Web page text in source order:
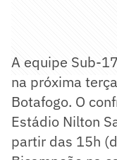
A equipe Sub-
na próxima
Botafogo. O
Estádio Nilton
partir das 15h